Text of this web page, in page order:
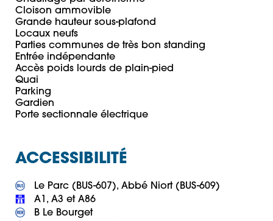
Cloison ammovible
Grande hauteur sous-plafond
Locaux neufs
Parties communes de très bon standing
Entrée indépendante
Accès poids lourds de plain-pied
Quai
Parking
Gardien
ACCESSIBILITÉ